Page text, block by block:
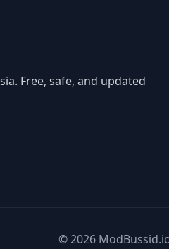
Free, safe, and updated
© 2026